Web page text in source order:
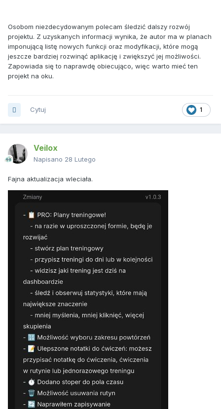
Osobom niezdecydowanym polecam śledzić dalszy rozwój
projektu. Z uzyskanych informacji wynika, że autor ma w planach
imponującą listę nowych funkcji oraz modyfikacji, które mogą
jeszcze bardziej rozwinąć aplikację i zwiększyć jej możliwości.
Zapowiada się to naprawdę obiecująco, więc warto mieć ten
projekt na oku.
1
Cytuj
Veilox
Napisano 28 Lutego
Fajna aktualizacja wleciała.